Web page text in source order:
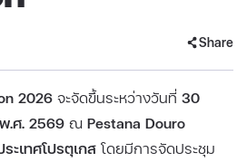
Share
2026 จะจัดขึ้นระหว่างวันที่ 30
.ศ. 2569 ณ Pestana Douro
ะเทศโปรตุเกส โดยมีการจัดประชุม